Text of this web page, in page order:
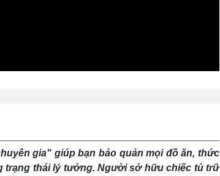
gia" giúp bạn bảo quản mọi đồ ăn, thức
trạng thái lý tưởng. Người sở hữu chiếc tủ trữ